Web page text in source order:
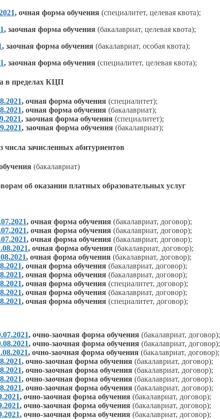
, очная форма обучения (специалитет, целевая квота);
, заочная форма обучения (бакалавриат, целевая квота);
, заочная форма обучения (бакалавриат, особая квота);
, заочная форма обучения (специалитет, целевая квота);
в пределах КЦП
, очная форма обучения (специалитет);
, очная форма обучения (бакалавриат);
, заочная форма обучения (специалитет);
, заочная форма обучения (бакалавриат);
числа зачисленных абитуриентов
(бакалавриат)
об оказании платных образовательных услуг
, очная форма обучения (бакалавриат, договор);
, очная форма обучения (бакалавриат, договор);
, очная форма обучения (бакалавриат, договор);
, очная форма обучения (бакалавриат, договор);
, очная форма обучения (бакалавриат, договор);
, очная форма обучения (бакалавриат, договор);
, очная форма обучения (бакалавриат, договор);
, очная форма обучения (специалитет, договор);
, очная форма обучения (бакалавриат, договор);
, очная форма обучения (специалитет, договор);
, очно-заочная форма обучения (бакалавриат, договор);
, очно-заочная форма обучения (бакалавриат, договор);
, очно-заочная форма обучения (бакалавриат, договор);
, очно-заочная форма обучения (бакалавриат, договор);
, очно-заочная форма обучения (бакалавриат, договор);
, очно-заочная форма обучения (бакалавриат, договор);
, очно-заочная форма обучения (бакалавриат, договор);
, очно-заочная форма обучения (бакалавриат, договор);
, очно-заочная форма обучения (бакалавриат, договор);
, очно-заочная форма обучения (бакалавриат, договор);